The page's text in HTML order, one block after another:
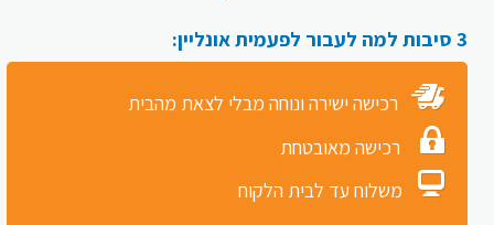
3 סיבות למה לעבור לפעמית אונליין:
רכישה ישירה ונוחה מבלי לצאת מהבית
רכישה מאובטחת
משלוח עד לבית הלקוח